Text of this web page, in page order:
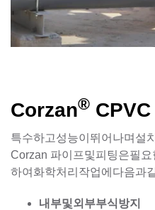
Corzan®
특수하고성능이뛰어나며설
Corzan 파이프및피팅은필
하여화학처리작업에다음과
내부및외부부식방지